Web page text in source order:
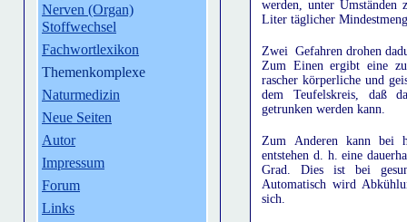
Nerven (Organ)
Stoffwechsel
Fachwortlexikon
Themenkomplexe
Naturmedizin
Neue Seiten
Autor
Impressum
Forum
Links
werden, unter
Liter täglicher
Zwei Gefahren drohen
Zum Einen ergibt eine
rascher körperliche und
dem Teufelskreis, daß
getrunken werden kann.
Zum Anderen kann bei
entstehen d. h. eine
Grad. Dies ist bei
Automatisch wird
sich.